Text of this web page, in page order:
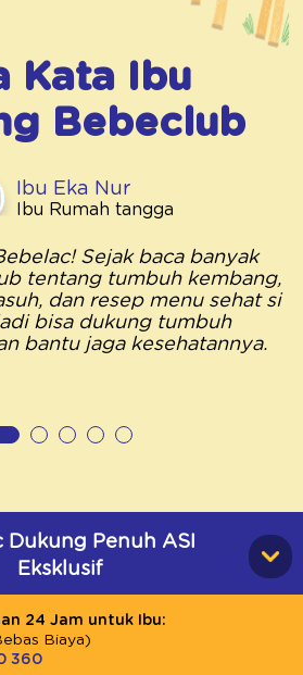
Kata Ibu
Bebeclub
Ibu Eka Nur
Ibu Rumah tangga
Sejak baca banyak
tentang tumbuh kembang,
dan resep menu sehat si
bisa dukung tumbuh
bantu jaga kesehatannya.
Dukung Penuh ASI
Eksklusif
24 Jam untuk Ibu:
Biaya)
360